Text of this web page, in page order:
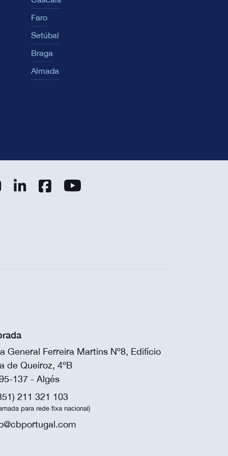
Faro
Setúbal
Braga
Almada
General Ferreira Martins Nº8, Edifício
de Queiroz, 4ºB
137 - Algés
211 321 103
para rede fixa nacional)